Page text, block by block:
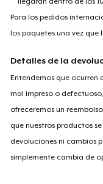
Para los pedidos
los paquetes una vez que
Detalles de la
Entendemos que ocurren
mal impreso o
ofreceremos un
que nuestros productos
devoluciones ni cambios
simplemente cambia de